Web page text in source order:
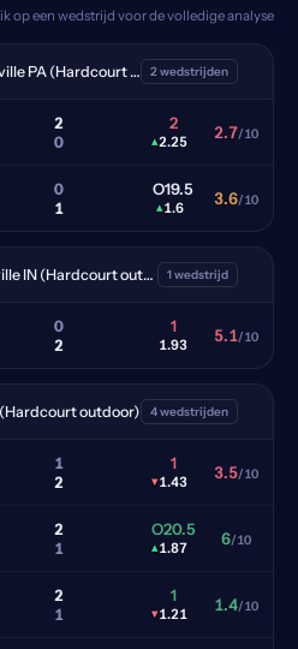
op een wedstrijd voor de volledige analyse
ITF Women W100 Landisville PA (Hardcourt outdoor) 2 wedstrijden
2
0
2
▴2.25 2.7/10
0
1
O19.5
▴1.6 3.6/10
ITF Women W100 Evansville IN (Hardcourt outdoor) 1 wedstrijd
0
2
1
1.93 5.1/10
outdoor) 4 wedstrijden
1
2
1
▾1.43 3.5/10
2
1
O20.5
▴1.87 6/10
2
1
1
▾1.21 1.4/10